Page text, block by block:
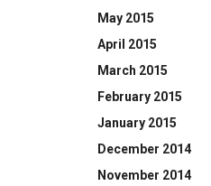
May 2015
April 2015
March 2015
February 2015
January 2015
December 2014
November 2014